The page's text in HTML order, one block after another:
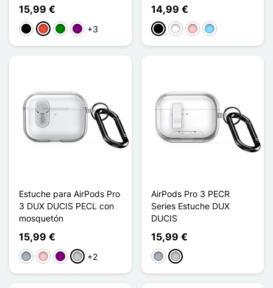
15,99 €
NegroRojoVerdePúrpura
+3
14,99 €
NegroBlancoRosaAzul claro
Estuche para AirPods Pro
3 DUX DUCIS PECL con
mosquetón
15,99 €
Gris RosaPúrpuraTransparente
+2
AirPods Pro 3 PECR
Series Estuche DUX
DUCIS
15,99 €
Gris Transparente